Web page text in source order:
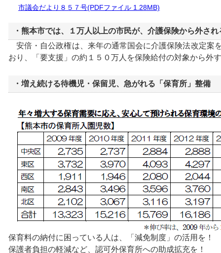
市議会だより８５７号(PDFファイル 1.28MB)
・熊本市では、１万人以上の市民が、介護保険から外され
安倍・自公政権は、来年の通常国会に介護保険法改定案
おり、「要支援」の約１５０万人を保険給付の対象から外
・増え続ける待機児・保留児、急がれる「保育所」整備
保育料の納付に困っている人は、「減免制度」の活用を！
保護者負担の軽減など、認可外保育所への助成拡充を！